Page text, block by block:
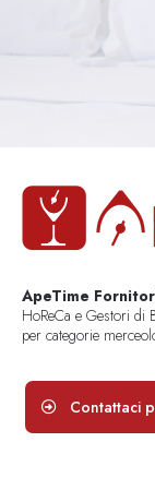
ApeTime
HoReCa e Gestori di
per categorie
Contattaci